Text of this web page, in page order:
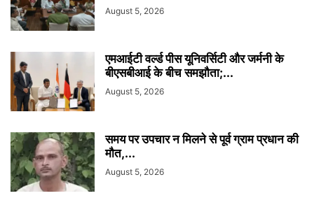
August 5, 2026
एमआईटी वर्ल्ड पीस यूनिवर्सिटी और जर्मनी के
बीएसबीआई के बीच समझौता;...
August 5, 2026
समय पर उपचार न मिलने से पूर्व ग्राम प्रधान की
मौत,...
August 5, 2026